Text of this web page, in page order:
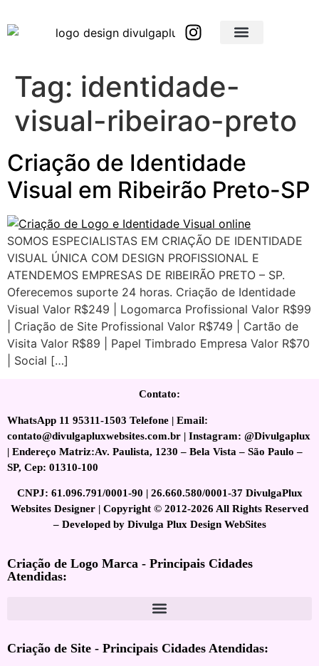
Tag: identidade-
visual-ribeirao-preto
Criação de Identidade
Visual em Ribeirão Preto-SP
SOMOS ESPECIALISTAS EM CRIAÇÃO DE IDENTIDADE
VISUAL ÚNICA COM DESIGN PROFISSIONAL E
ATENDEMOS EMPRESAS DE RIBEIRÃO PRETO – SP.
Oferecemos suporte 24 horas. Criação de Identidade
Visual Valor R$249 | Logomarca Profissional Valor R$99
| Criação de Site Profissional Valor R$749 | Cartão de
Visita Valor R$89 | Papel Timbrado Empresa Valor R$70
| Social […]
Contato:
WhatsApp 11 95311-1503 Telefone | Email:
contato@divulgapluxwebsites.com.br | Instagram: @Divulgaplux
| Endereço Matriz:Av. Paulista, 1230 – Bela Vista – São Paulo –
SP, Cep: 01310-100
CNPJ: 61.096.791/0001-90 | 26.660.580/0001-37 DivulgaPlux
Websites Designer | Copyright © 2012-2026 All Rights Reserved
– Developed by Divulga Plux Design WebSites
Criação de Logo Marca - Principais Cidades
Atendidas:
Criação de Site - Principais Cidades Atendidas: